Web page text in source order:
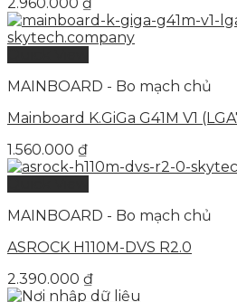
MAINBOARD - Bo mạch chủ
Mainboard K.GiGa G41M V1
1.560.000 ₫
MAINBOARD - Bo mạch chủ
ASROCK H110M-DVS R2.0
2.390.000 ₫